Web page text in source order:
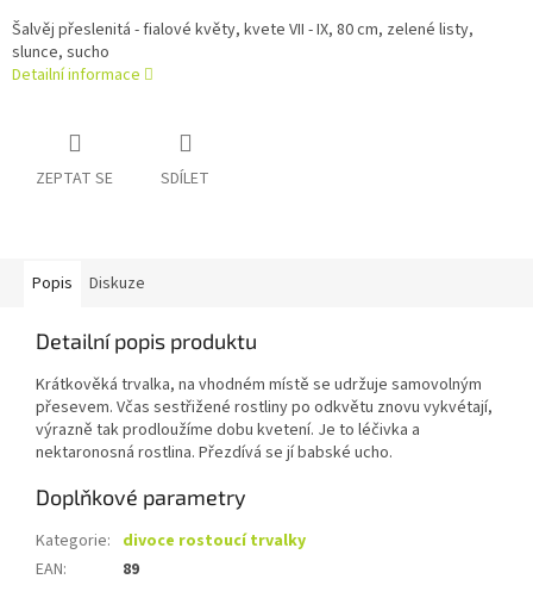
Šalvěj přeslenitá - fialové květy, kvete VII - IX, 80 cm, zelené listy,
slunce, sucho
Detailní informace
ZEPTAT SE SDÍLET
Popis Diskuze
Detailní popis produktu
Krátkověká trvalka, na vhodném místě se udržuje samovolným
přesevem. Včas sestřižené rostliny po odkvětu znovu vykvétají,
výrazně tak prodloužíme dobu kvetení. Je to léčivka a
nektaronosná rostlina. Přezdívá se jí babské ucho.
Doplňkové parametry
Kategorie: divoce rostoucí trvalky
EAN: 89